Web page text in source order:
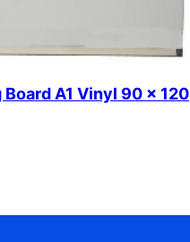
A1 Vinyl 90 x 120